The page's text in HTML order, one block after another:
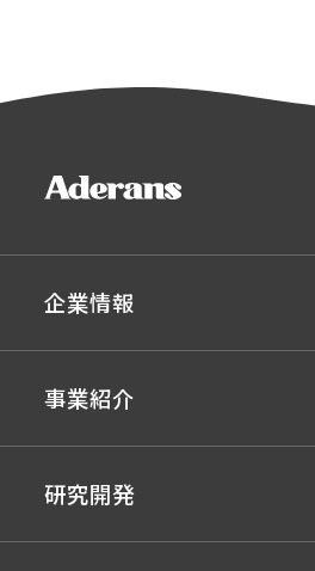
企業情報
事業紹介
研究開発